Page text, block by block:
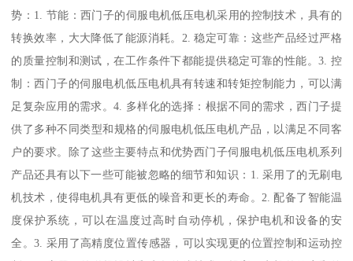
势：1. 节能：西门子的伺服电机低压电机采用的控制技术，具有的
转换效率，大大降低了能源消耗。2. 稳定可靠：这些产品经过严格
的质量控制和测试，在工作条件下都能提供稳定可靠的性能。3. 控
制：西门子的伺服电机低压电机具有转速和转矩控制能力，可以满
足复杂应用的需求。4. 多样化的选择：根据不同的需求，西门子提
供了多种不同类型和规格的伺服电机低压电机产品，以满足不同客
户的要求。除了这些主要特点和优势西门子伺服电机低压电机系列
产品还具有以下一些可能被忽略的细节和知识：1. 采用了的无刷电
机技术，使得电机具有更低的噪音和更长的寿命。2. 配备了智能温
度保护系统，可以在温度过高时自动停机，保护电机和设备的安
全。3. 采用了高精度位置传感器，可以实现更的位置控制和运动控